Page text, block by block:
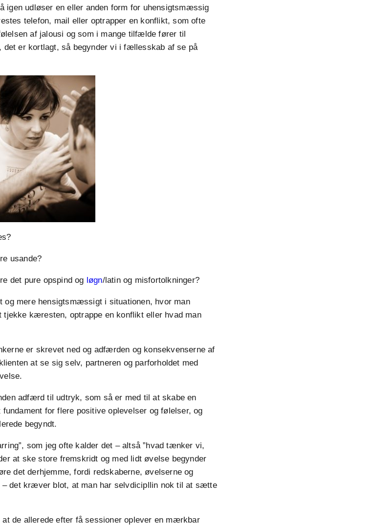
igen udløser en eller anden form for uhensigtsmæssig
telefon, mail eller optrapper en konflikt, som ofte
af jalousi og som i mange tilfælde fører til
det er kortlagt, så begynder vi i fællesskab af se på
usande?
det pure opspind og løgn/latin og misfortolkninger?
og mere hensigtsmæssigt i situationen, hvor man
tjekke kæresten, optrappe en konflikt eller hvad man
er skrevet ned og adfærden og konsekvenserne af
at se sig selv, partneren og parforholdet med
adfærd til udtryk, som så er med til at skabe en
fundament for flere positive oplevelser og følelser, og
begyndt.
som jeg ofte kalder det – altså ”hvad tænker vi,
at ske store fremskridt og med lidt øvelse begynder
det derhjemme, fordi redskaberne, øvelserne og
det kræver blot, at man har selvdicipllin nok til at sætte
de allerede efter få sessioner oplever en mærkbar